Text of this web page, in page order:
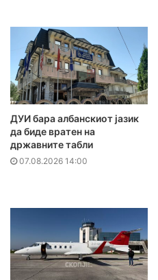
ДУИ бара албанскиот јазик
да биде вратен на
државните табли
07.08.2026 14:00